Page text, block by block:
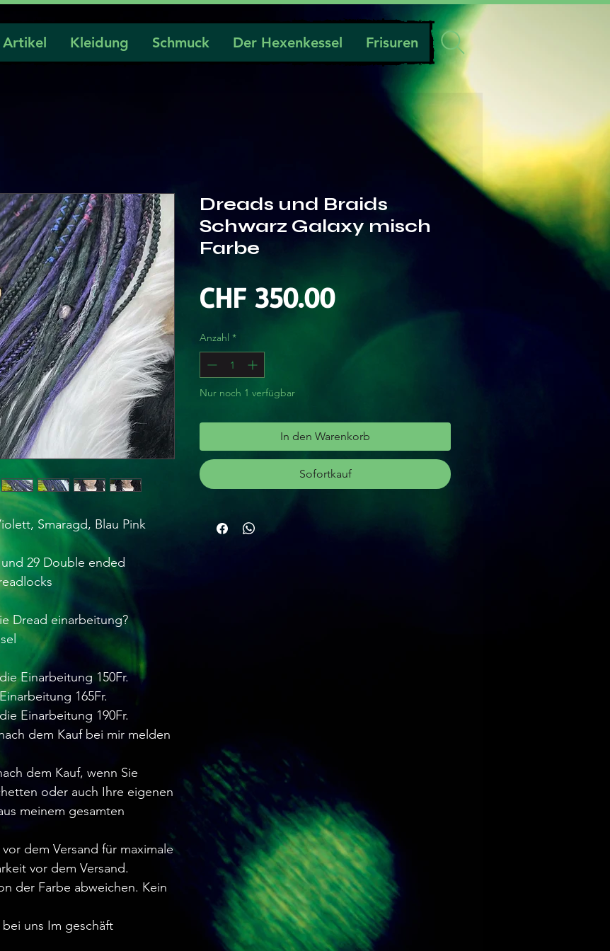
Artikel Kleidung Schmuck Der Hexenkessel Frisuren
Smaragd, Blau Pink
29 Double ended
Dread einarbeitung?
Einarbeitung 150Fr.
165Fr.
Einarbeitung 190Fr.
dem Kauf bei mir melden
dem Kauf, wenn Sie
oder auch Ihre eigenen
meinem gesamten
dem Versand für maximale
vor dem Versand.
der Farbe abweichen. Kein
uns Im geschäft
Dreads und Braids
Schwarz Galaxy misch
Farbe
CHF 350.00Preis
Anzahl *
Nur noch 1 verfügbar
In den Warenkorb
Sofortkauf